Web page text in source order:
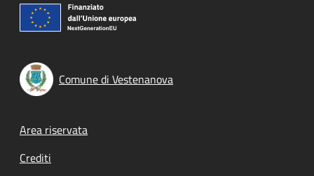
Comune di Vestenanova
Footer menu
Area riservata
Crediti